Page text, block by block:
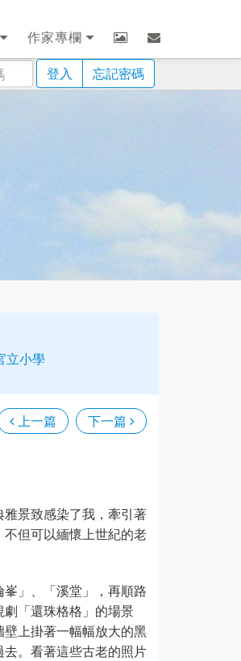
作家專欄
登入 忘記密碼
立小學
上一篇 下一篇
景致感染了我，牽引著
但可以緬懷上世紀的老
」、「溪堂」，再順路
「還珠格格」的場景
上掛著一幅幅放大的黑
。看著這些古老的照片